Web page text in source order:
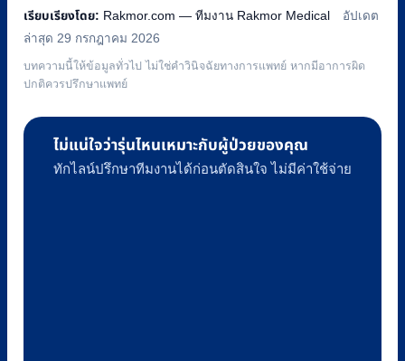
เรียบเรียงโดย: Rakmor.com — ทีมงาน Rakmor Medical
อัปเดต
ล่าสุด 29 กรกฎาคม 2026
บทความนี้ให้ข้อมูลทั่วไป ไม่ใช่คำวินิจฉัยทางการแพทย์ หากมีอาการผิด
ปกติควรปรึกษาแพทย์
ไม่แน่ใจว่ารุ่นไหนเหมาะกับผู้ป่วยของคุณ
ทักไลน์ปรึกษาทีมงานได้ก่อนตัดสินใจ ไม่มีค่าใช้จ่าย